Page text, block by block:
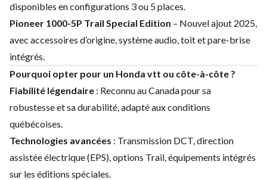
disponibles en configurations 3 ou 5 places.
Pioneer 1000-5P Trail Special Edition – Nouvel ajout 2025,
avec accessoires d’origine, système audio, toit et pare-brise
intégrés.
Pourquoi opter pour un Honda vtt ou côte-à-côte ?
Fiabilité légendaire : Reconnu au Canada pour sa
robustesse et sa durabilité, adapté aux conditions
québécoises.
Technologies avancées : Transmission DCT, direction
assistée électrique (EPS), options Trail, équipements intégrés
sur les éditions spéciales.